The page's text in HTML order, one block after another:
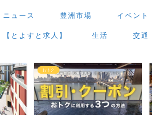
ニュース 豊洲市場 イベント
【とよすと求人】 生活 交通
おトク